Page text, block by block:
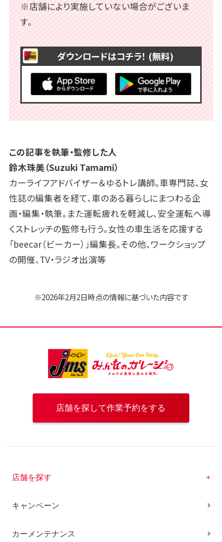
※店舗により実施していない場合がございま
す。
ダウンロードはコチラ！ (無料)
この記事を執筆・監修した人
鈴木珠美（Suzuki Tamami）
カーライフアドバイザー＆ゆるトレ講師。車専門誌、女
性誌の編集者を経て、車のある暮らしにまつわる企
画・編集・執筆。また運転疲れを軽減し、安全運転へ導
くストレッチの監修も行う。女性の車生活を応援する
「beecar（ビーカー）」編集長。その他、ワークショップ
の開催、TV・ラジオ出演等
※2026年2月2日時点の情報に基づいた内容です
店舗を探して作業予約をする
店舗を探す
キャンペーン
カーメンテナンス